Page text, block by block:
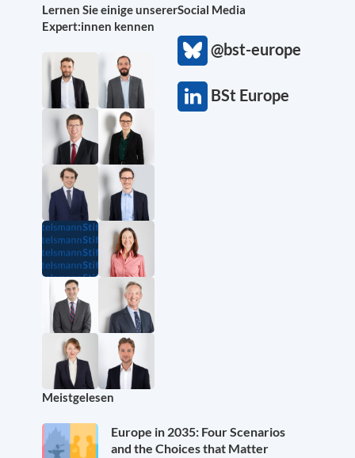
Lernen Sie einige unserer
Expert:innen kennen
Social Media
@bst-europe
BSt Europe
Meistgelesen
Europe in 2035: Four Scenarios
and the Choices that Matter